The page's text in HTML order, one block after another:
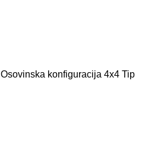
Osovinska konfiguracija 4x4 Tip